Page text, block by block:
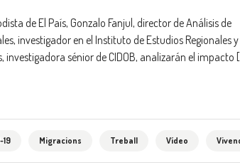
de El País, Gonzalo Fanjul, director de Análisis de
investigador en el Instituto de Estudios Regionales y
sénior de CIDOB, analizarán el impacto
Migracions Treball Vídeo